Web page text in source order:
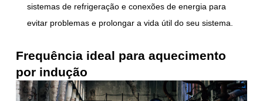
sistemas de refrigeração e conexões de energia para
evitar problemas e prolongar a vida útil do seu sistema.
Frequência ideal para aquecimento
por indução